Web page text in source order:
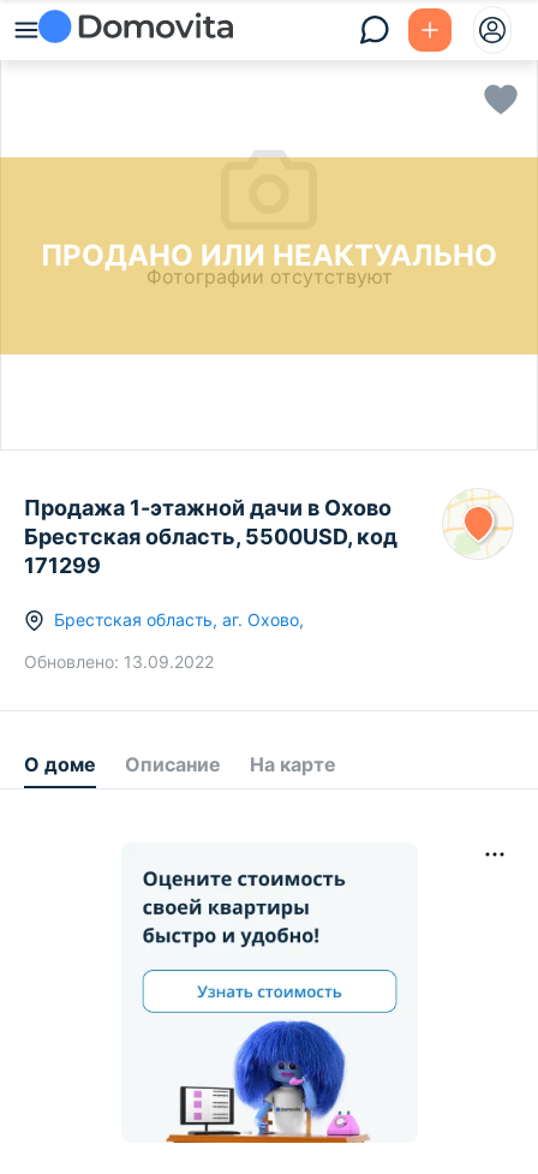
ПРОДАНО ИЛИ НЕАКТУАЛЬНО
Фотографии отсутствуют
Продажа 1-этажной дачи в Охово
Брестская область, 5500USD, код
171299
Брестская область, аг. Охово,
Обновлено: 13.09.2022
О доме Описание На карте